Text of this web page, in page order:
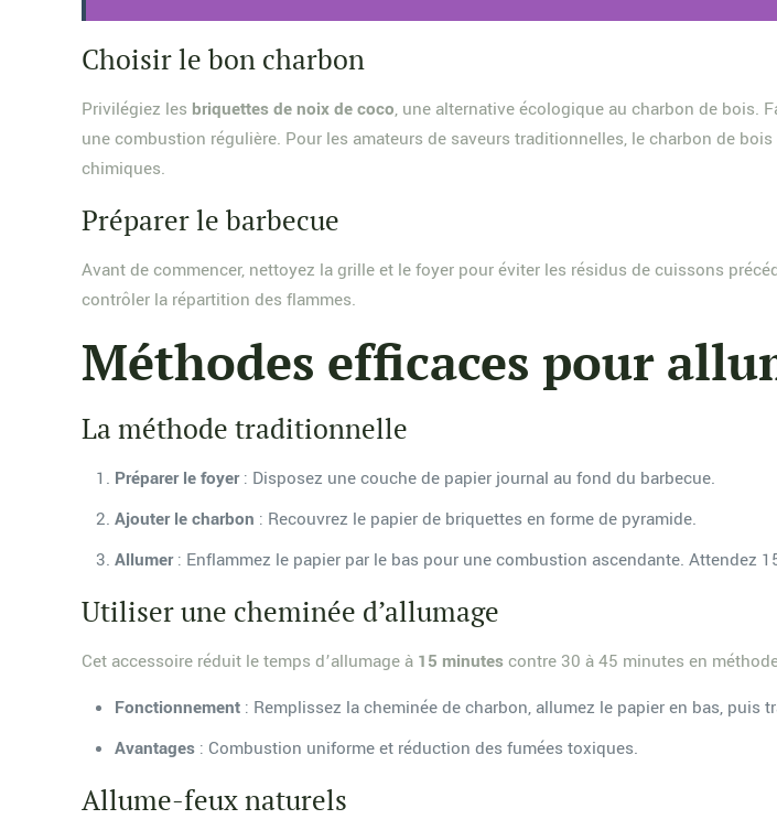
Choisir le bon charbon
Privilégiez les briquettes de noix de coco, une alternative écologique au charbon de bois.
une combustion régulière. Pour les amateurs de saveurs traditionnelles, le charbon de
chimiques.
Préparer le barbecue
Avant de commencer, nettoyez la grille et le foyer pour éviter les résidus de cuissons
contrôler la répartition des flammes.
Méthodes efficaces pour
La méthode traditionnelle
Préparer le foyer: Disposez une couche de papier journal au fond du barbecue.
Ajouter le charbon : Recouvrez le papier de briquettes en forme de pyramide.
Allumer: Enflammez le papier par le bas pour une combustion ascendante. Attendez
Utiliser une cheminée d’allumage
Cet accessoire réduit le temps d’allumage à 15 minutescontre 30 à 45 minutes en
Fonctionnement : Remplissez la cheminée de charbon, allumez le papier en bas, puis
Avantages : Combustion uniforme et réduction des fumées toxiques.
Allume-feux naturels